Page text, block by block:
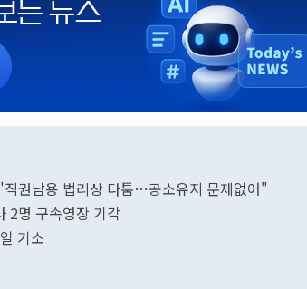
권남용 법리상 다툼…공소유지 문제없어"
2명 구속영장 기각
기소